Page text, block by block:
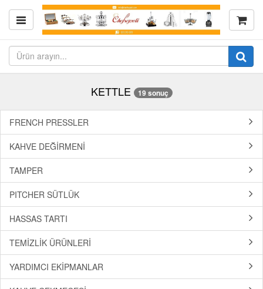
KETTLE 19 sonuç
FRENCH PRESSLER
KAHVE DEĞİRMENİ
TAMPER
PITCHER SÜTLÜK
HASSAS TARTI
TEMİZLİK ÜRÜNLERİ
YARDIMCI EKİPMANLAR